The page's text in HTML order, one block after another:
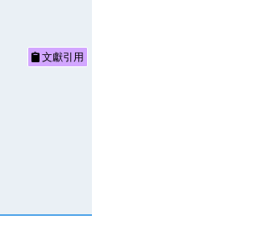
文獻引用